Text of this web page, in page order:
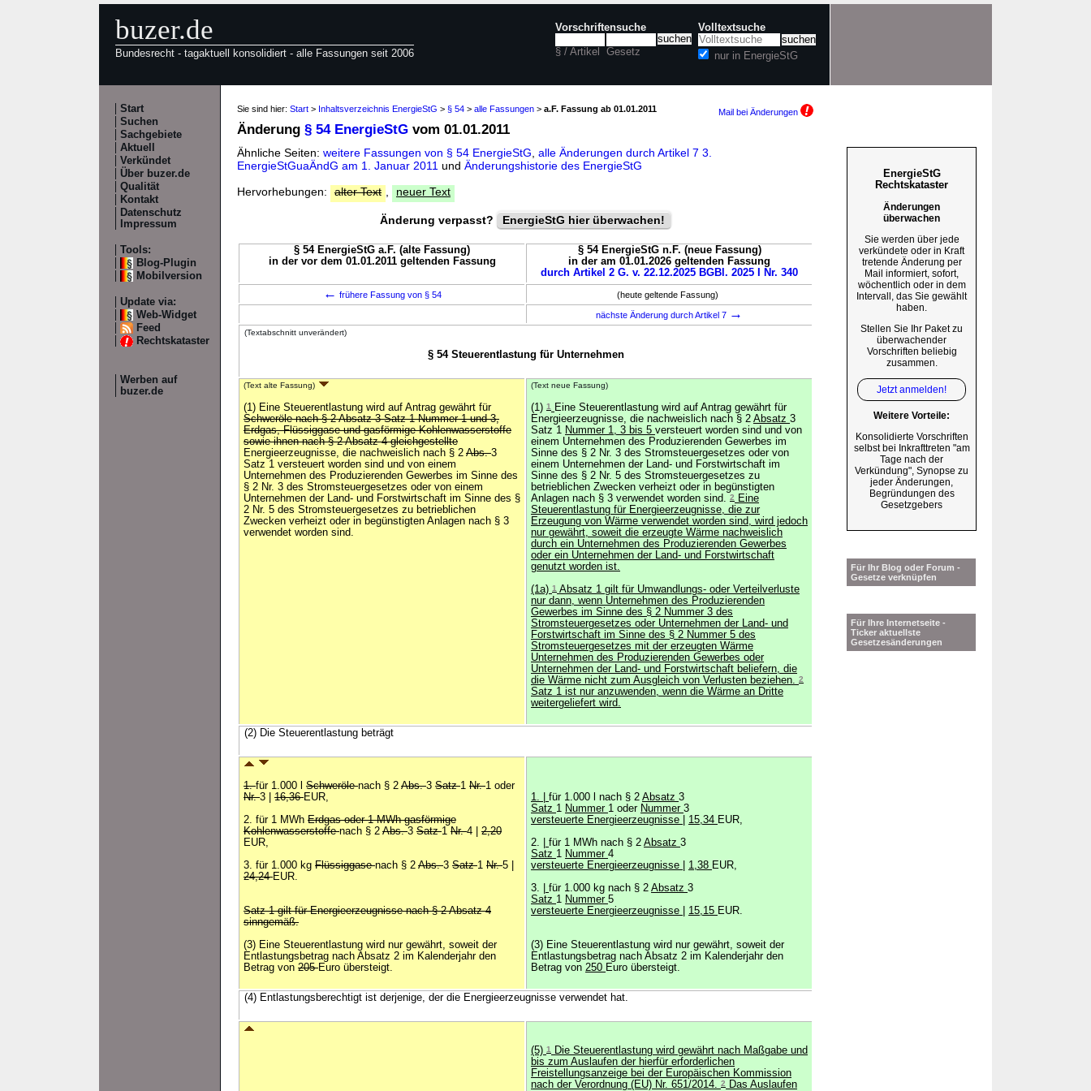
buzer.de
Bundesrecht - tagaktuell konsolidiert - alle Fassungen seit 2006
Vorschriftensuche
§ / Artikel Gesetz
Volltextsuche
nur in EnergieStG
Start
Suchen
Sachgebiete
Aktuell
Verkündet
Über buzer.de
Qualität
Kontakt
Datenschutz
Impressum
Tools:
Blog-Plugin
Mobilversion
Update via:
Web-Widget
Feed
Rechtskataster
Werben auf
buzer.de
Sie sind hier: Start > Inhaltsverzeichnis EnergieStG > § 54 > alle Fassungen > a.F. Fassung ab 01.01.2011 Mail bei Änderungen
Änderung § 54 EnergieStG vom 01.01.2011
Ähnliche Seiten: weitere Fassungen von § 54 EnergieStG alle Änderungen durch Artikel 7 3.
EnergieStGuaÄndG am 1. Januar 2011 und Änderungshistorie des EnergieStG
Hervorhebungen:
alter Text neuer Text
Änderung verpasst? EnergieStG hier überwachen!
§ 54 EnergieStG a.F. (alte Fassung)
in der vor dem 01.01.2011 geltenden Fassung
§ 54 EnergieStG n.F. (neue Fassung)
in der am 01.01.2026 geltenden Fassung
durch Artikel 2 G. v. 22.12.2025 BGBl. 2025 I Nr. 340
← frühere Fassung von § 54 (heute geltende Fassung)
nächste Änderung durch Artikel 7 →
(Textabschnitt unverändert)
§ 54 Steuerentlastung für Unternehmen
(Text alte Fassung)
(1) Eine Steuerentlastung wird auf Antrag gewährt für
Schweröle nach § 2 Absatz 3 Satz 1 Nummer 1 und 3,
Erdgas, Flüssiggase und gasförmige Kohlenwasserstoffe
sowie ihnen nach § 2 Absatz 4 gleichgestellte
Energieerzeugnisse, die nachweislich nach § 2 Abs.3
Satz 1 versteuert worden sind und von einem
Unternehmen des Produzierenden Gewerbes im Sinne des
§ 2 Nr. 3 des Stromsteuergesetzes oder von einem
Unternehmen der Land- und Forstwirtschaft im Sinne des §
2 Nr. 5 des Stromsteuergesetzes zu betrieblichen
Zwecken verheizt oder in begünstigten Anlagen nach § 3
verwendet worden sind.
(Text neue Fassung)
(1) 1
Eine Steuerentlastung wird auf Antrag gewährt für
Energieerzeugnisse, die nachweislich nach § 2 Absatz 3
Satz 1 Nummer 1, 3 bis 5 versteuert worden sind und von
einem Unternehmen des Produzierenden Gewerbes im
Sinne des § 2 Nr. 3 des Stromsteuergesetzes oder von
einem Unternehmen der Land- und Forstwirtschaft im
Sinne des § 2 Nr. 5 des Stromsteuergesetzes zu
betrieblichen Zwecken verheizt oder in begünstigten
Anlagen nach § 3 verwendet worden sind. 2
Eine
Steuerentlastung für Energieerzeugnisse, die zur
Erzeugung von Wärme verwendet worden sind, wird jedoch
nur gewährt, soweit die erzeugte Wärme nachweislich
durch ein Unternehmen des Produzierenden Gewerbes
oder ein Unternehmen der Land- und Forstwirtschaft
genutzt worden ist.
(1a) 1 Absatz 1 gilt für Umwandlungs- oder Verteilverluste
nur dann, wenn Unternehmen des Produzierenden
Gewerbes im Sinne des § 2 Nummer 3 des
Stromsteuergesetzes oder Unternehmen der Land- und
Forstwirtschaft im Sinne des § 2 Nummer 5 des
Stromsteuergesetzes mit der erzeugten Wärme
Unternehmen des Produzierenden Gewerbes oder
Unternehmen der Land- und Forstwirtschaft beliefern, die
die Wärme nicht zum Ausgleich von Verlusten beziehen. 2
Satz 1 ist nur anzuwenden, wenn die Wärme an Dritte
weitergeliefert wird.
(2) Die Steuerentlastung beträgt
1.für 1.000 l Schwerölenach § 2 Abs.3 Satz1 Nr.1 oder
Nr.3 | 16,36EUR,
2. für 1 MWh Erdgas oder 1 MWh gasförmige
Kohlenwasserstoffenach § 2 Abs.3 Satz1 Nr.4 | 2,20
EUR,
3. für 1.000 kg Flüssiggasenach § 2 Abs.3 Satz1 Nr.5 |
24,24EUR.
Satz 1 gilt für Energieerzeugnisse nach § 2 Absatz 4
sinngemäß.
(3) Eine Steuerentlastung wird nur gewährt, soweit der
Entlastungsbetrag nach Absatz 2 im Kalenderjahr den
Betrag von 205Euro übersteigt.
1. | für 1.000 l nach § 2 Absatz 3
Satz 1 Nummer 1 oder Nummer 3
versteuerte Energieerzeugnisse
15,34 EUR,
2.
für 1 MWh nach § 2 Absatz 3
Satz 1 Nummer 4
versteuerte Energieerzeugnisse
1,38 EUR,
3.
für 1.000 kg nach § 2 Absatz 3
Satz 1 Nummer 5
versteuerte Energieerzeugnisse
15,15 EUR.
(3) Eine Steuerentlastung wird nur gewährt, soweit der
Entlastungsbetrag nach Absatz 2 im Kalenderjahr den
Betrag von 250 Euro übersteigt.
(4) Entlastungsberechtigt ist derjenige, der die Energieerzeugnisse verwendet hat.
(5) 1
Die Steuerentlastung wird gewährt nach Maßgabe und
bis zum Auslaufen der hierfür erforderlichen
Freistellungsanzeige bei der Europäischen Kommission
nach der Verordnung (EU) Nr. 651/2014. 2
Das Auslaufen
EnergieStG
Rechtskataster
Änderungen
überwachen
Sie werden über jede
verkündete oder in Kraft
tretende Änderung per
Mail informiert, sofort,
wöchentlich oder in dem
Intervall, das Sie gewählt
haben.
Stellen Sie Ihr Paket zu
überwachender
Vorschriften beliebig
zusammen.
Jetzt anmelden!
Weitere Vorteile:
Konsolidierte Vorschriften
selbst bei Inkrafttreten "am
Tage nach der
Verkündung", Synopse zu
jeder Änderungen,
Begründungen des
Gesetzgebers
Für Ihr Blog oder Forum -
Gesetze verknüpfen
Für Ihre Internetseite -
Ticker aktuellste
Gesetzesänderungen